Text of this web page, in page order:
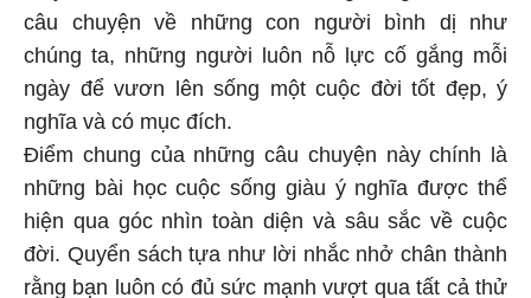
câu chuyện về những con người bình dị như
chúng ta, những người luôn nỗ lực cố gắng mỗi
ngày để vươn lên sống một cuộc đời tốt đẹp, ý
nghĩa và có mục đích.
Điểm chung của những câu chuyện này chính là
những bài học cuộc sống giàu ý nghĩa được thể
hiện qua góc nhìn toàn diện và sâu sắc về cuộc
đời. Quyển sách tựa như lời nhắc nhở chân thành
rằng bạn luôn có đủ sức mạnh vượt qua tất cả thử